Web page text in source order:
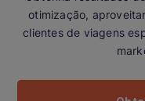
otimização,
clientes de viagens